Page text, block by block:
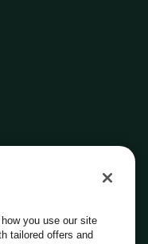
you use our site
tailored offers and